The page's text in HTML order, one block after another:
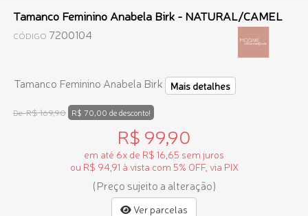
Tamanco Feminino Anabela Birk - NATURAL/CAMEL
CÓDIGO 7200104
Tamanco Feminino Anabela Birk Mais detalhes
De:R$ 169,90 R$ 70,00 de desconto!
R$ 99,90
em até 6x de R$ 16,65 sem juros
ou R$ 94,91 à vista com 5% OFF, via PIX
(Preço sujeito a alteração)
Ver parcelas